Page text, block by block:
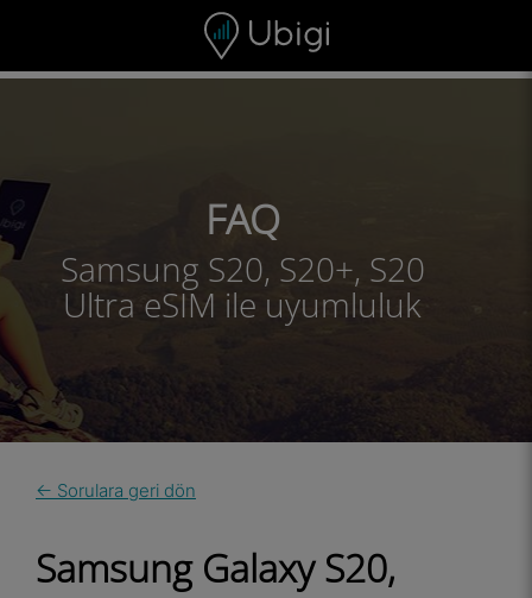
Gezinme çubuğu Alt bilgi
FAQ
Samsung S20, S20+, S20
Ultra eSIM ile uyumluluk
← Sorulara geri dön
Samsung Galaxy S20,